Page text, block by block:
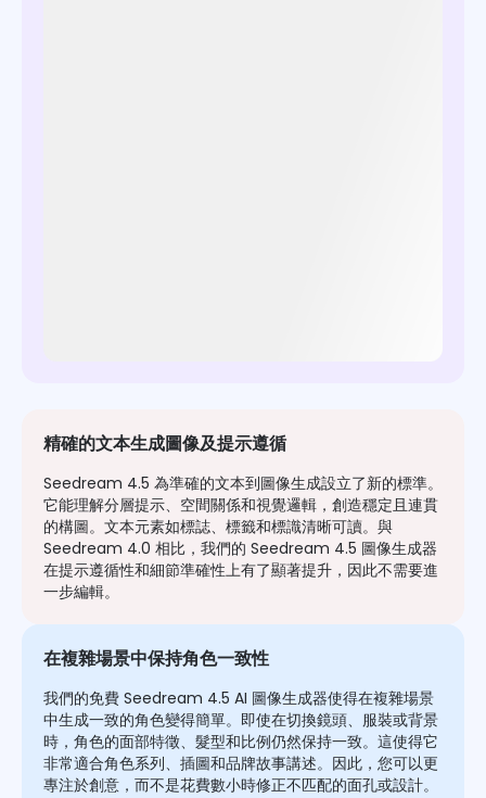
精確的文本生成圖像及提示遵循
Seedream 4.5 為準確的文本到圖像生成設立了新的標準。
它能理解分層提示、空間關係和視覺邏輯，創造穩定且連貫
的構圖。文本元素如標誌、標籤和標識清晰可讀。與
Seedream 4.0 相比，我們的 Seedream 4.5 圖像生成器
在提示遵循性和細節準確性上有了顯著提升，因此不需要進
一步編輯。
在複雜場景中保持角色一致性
我們的免費 Seedream 4.5 AI 圖像生成器使得在複雜場景
中生成一致的角色變得簡單。即使在切換鏡頭、服裝或背景
時，角色的面部特徵、髮型和比例仍然保持一致。這使得它
非常適合角色系列、插圖和品牌故事講述。因此，您可以更
專注於創意，而不是花費數小時修正不匹配的面孔或設計。